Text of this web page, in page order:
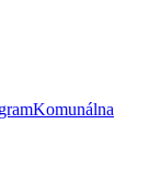
Komunálna